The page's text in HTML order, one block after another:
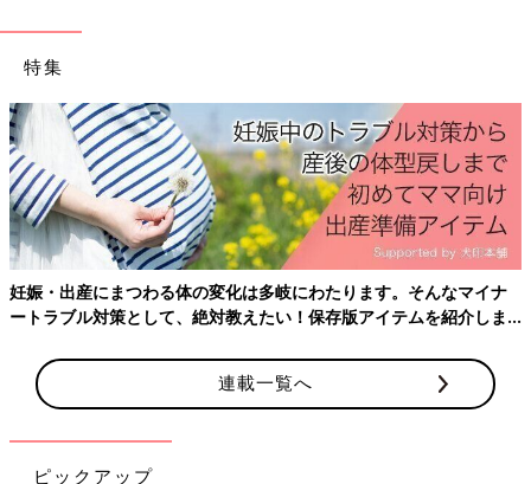
特集
妊娠・出産にまつわる体の変化は多岐にわたります。そんなマイナ
ートラブル対策として、絶対教えたい！保存版アイテムを紹介しま
連載一覧へ
ピックアップ